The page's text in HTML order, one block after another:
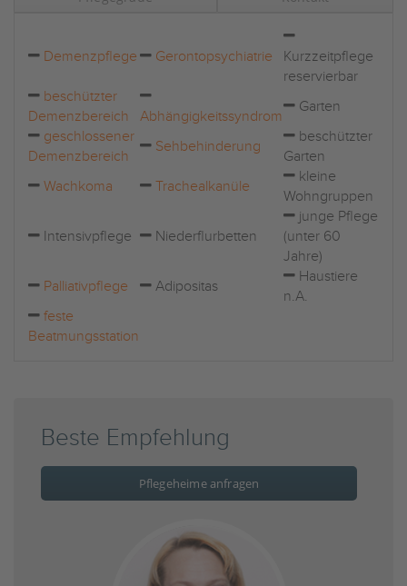
Demenzpflege Gerontopsychiatrie
Kurzzeitpflege
reservierbar
beschützter
Demenzbereich
Abhängigkeitssyndrom
Garten
geschlossener
Demenzbereich
Sehbehinderung
beschützter
Garten
Wachkoma
Trachealkanüle
kleine
Wohngruppen
Intensivpflege Niederflurbetten
junge Pflege
(unter 60
Jahre)
Palliativpflege
Adipositas
Haustiere
n.A.
feste
Beatmungsstation
Beste Empfehlung
Pflegeheime anfragen